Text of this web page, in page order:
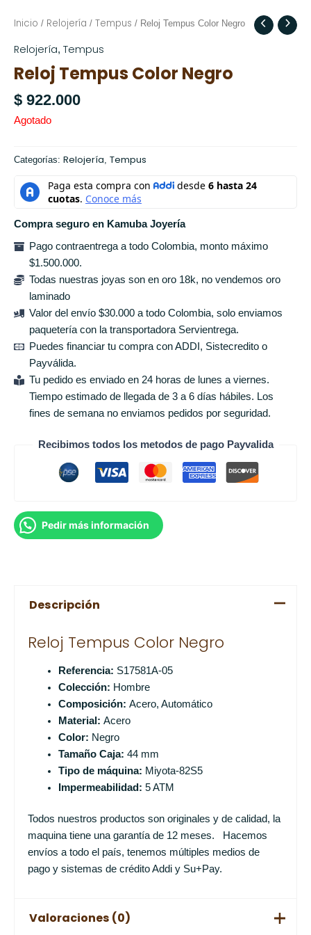
Inicio / Relojería / Tempus / Reloj Tempus Color Negro
Relojería, Tempus
Reloj Tempus Color Negro
$ 922.000
Agotado
Categorías: Relojería Tempus
Compra seguro en Kamuba Joyería
Pago contraentrega a todo Colombia, monto máximo
$1.500.000.
Todas nuestras joyas son en oro 18k, no vendemos oro
laminado
Valor del envío $30.000 a todo Colombia, solo enviamos
paquetería con la transportadora Servientrega.
Puedes financiar tu compra con ADDI, Sistecredito o
Payválida.
Tu pedido es enviado en 24 horas de lunes a viernes.
Tiempo estimado de llegada de 3 a 6 días hábiles. Los
fines de semana no enviamos pedidos por seguridad.
Recibimos todos los metodos de pago Payvalida
Pedir más información
Descripción
Reloj Tempus Color Negro
Referencia: S17581A-05
Colección: Hombre
Composición: Acero, Automático
Material: Acero
Color: Negro
Tamaño Caja: 44 mm
Tipo de máquina: Miyota-82S5
Impermeabilidad: 5 ATM
Todos nuestros productos son originales y de calidad, la
maquina tiene una garantía de 12 meses. Hacemos
envíos a todo el país, tenemos múltiples medios de
pago y sistemas de crédito Addi y Su+Pay.
Valoraciones (0)